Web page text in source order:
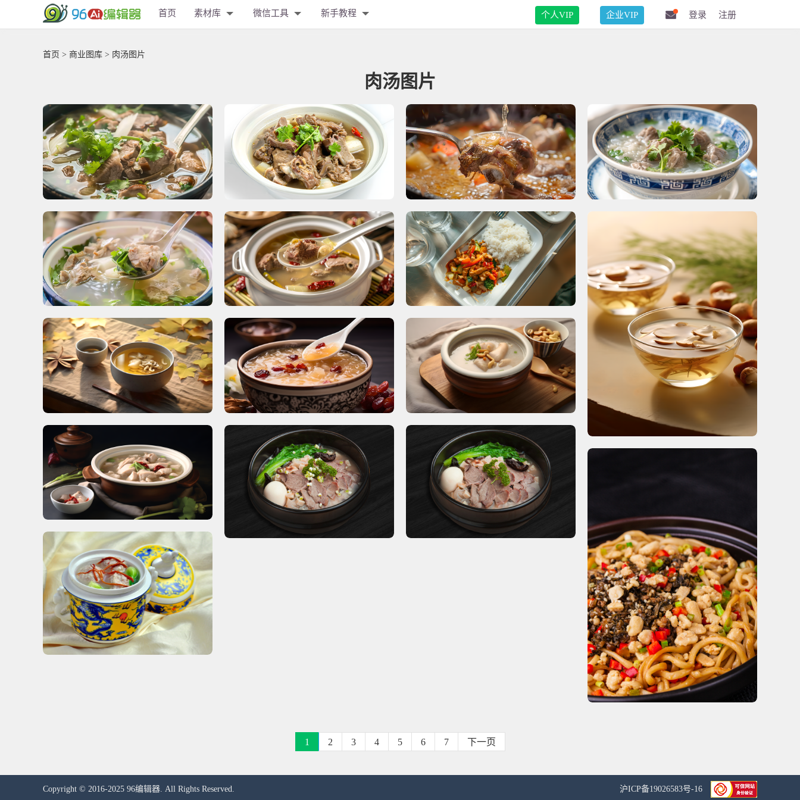
首页 素材库 微信工具 新手教程 个人VIP 企业VIP 登录 注册
首页 > 商业图库 > 肉汤图片
肉汤图片
1 2 3 4 5 6 7 下一页
Copyright © 2016-2025 96编辑器. All Rights Reserved. 沪ICP备19026583号-16